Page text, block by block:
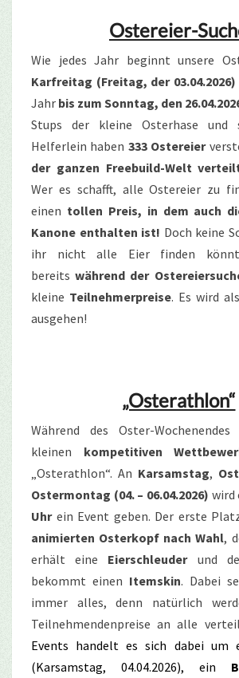
Ostereier-
Wie jedes Jahr beginnt unsere
Karfreitag (Freitag, der 03.04.2026)
Jahr bis zum Sonntag, den
Stups der kleine Osterhase und
Helferlein haben 333 Ostereier
der ganzen Freebuild-Welt
Wer es schafft, alle Ostereier zu
einen tollen Preis, in dem auch
Kanone enthalten ist! Doch keine
ihr nicht alle Eier finden
bereitswährend der
kleine Teilnehmerpreise. Es wird
ausgehen!
„Osterathlon“
Während des Oster-
kleinen kompetitiven
„Osterathlon“. An Karsamstag,
Ostermontag (04. – 06.04.2026) wird
Uhrein Event geben. Der erste
animierten Osterkopf nach Wahl,
erhält eine Eierschleuderund
bekommt einen Itemskin. Dabei
immer alles, denn natürlich
Teilnehmendenpreise an alle
Events handelt es sich dabei um
(Karsamstag, 04.04.2026), ein